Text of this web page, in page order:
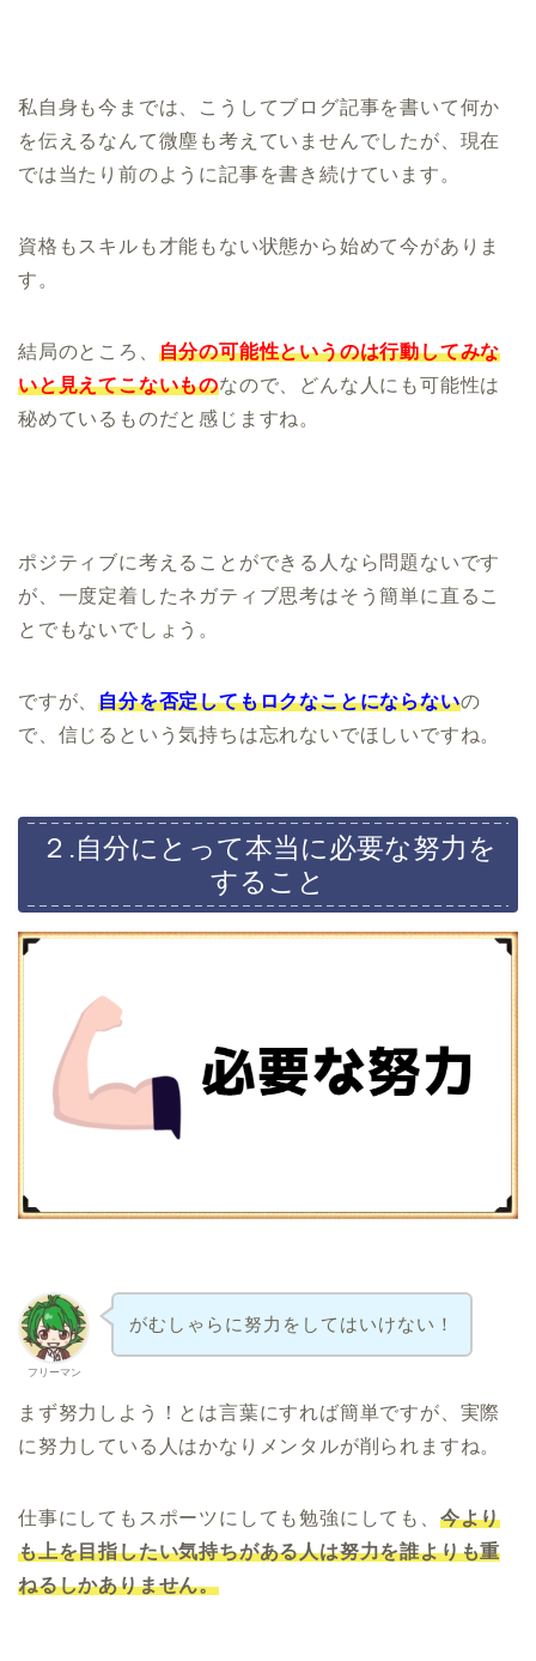
私自身も今までは、こうしてブログ記事を書いて何か
を伝えるなんて微塵も考えていませんでしたが、現在
では当たり前のように記事を書き続けています。
資格もスキルも才能もない状態から始めて今がありま
す。
結局のところ、 自分の可能性というのは行動してみな
いと見えてこないものなので、どんな人にも可能性は
秘めているものだと感じますね。
ポジティブに考えることができる人なら問題ないです
が、一度定着したネガティブ思考はそう簡単に直るこ
とでもないでしょう。
ですが、自分を否定してもロクなことにならないの
で、信じるという気持ちは忘れないでほしいですね。
２.自分にとって本当に必要な努力を
すること
フリーマン
がむしゃらに努力をしてはいけない！
まず努力しよう！とは言葉にすれば簡単ですが、実際
に努力している人はかなりメンタルが削られますね。
仕事にしてもスポーツにしても勉強にしても、 今より
も上を目指したい気持ちがある人は努力を誰よりも重
ねるしかありません。